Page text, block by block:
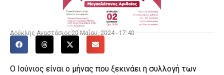
Δούκλης Αναστάσιος 20 Μαΐου, 2024 - 17:40
Ο Ιούνιος είναι ο μήνας που ξεκινάει η συλλογή των